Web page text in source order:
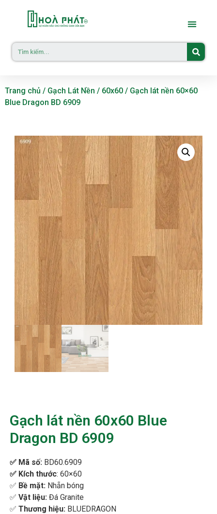
Trang chủ / Gạch Lát Nền / 60x60 / Gạch lát nền 60×60
Blue Dragon BD 6909
Gạch lát nền 60x60 Blue
Dragon BD 6909
✅ Mã số: BD60.6909
✅ Kích thước: 60×60
✅ Bề mặt: Nhẵn bóng
✅ Vật liệu: Đá Granite
✅ Thương hiệu: BLUEDRAGON